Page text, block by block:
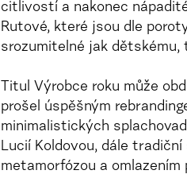
citlivostí a nakonec
Rutové, které jsou dle
srozumitelné jak dětskému,
Titul Výrobce roku může
prošel úspěšným
minimalistických
Lucií Koldovou, dále
metamorfózou a